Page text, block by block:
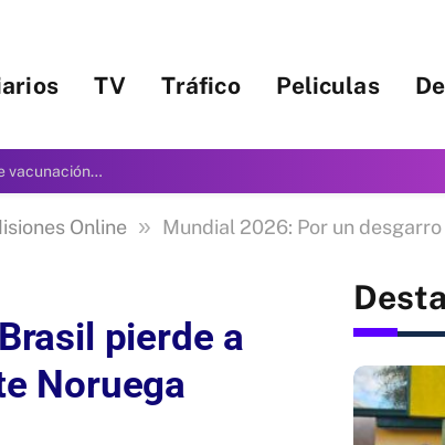
TV Tráfico Peliculas
Misiones, la OPS y Nación fortalecen las estrategias de vacunación con acciones de microplanificación
Online » Mundial 2026: Por un desgarro Brasil pierde
pierde a
Noruega